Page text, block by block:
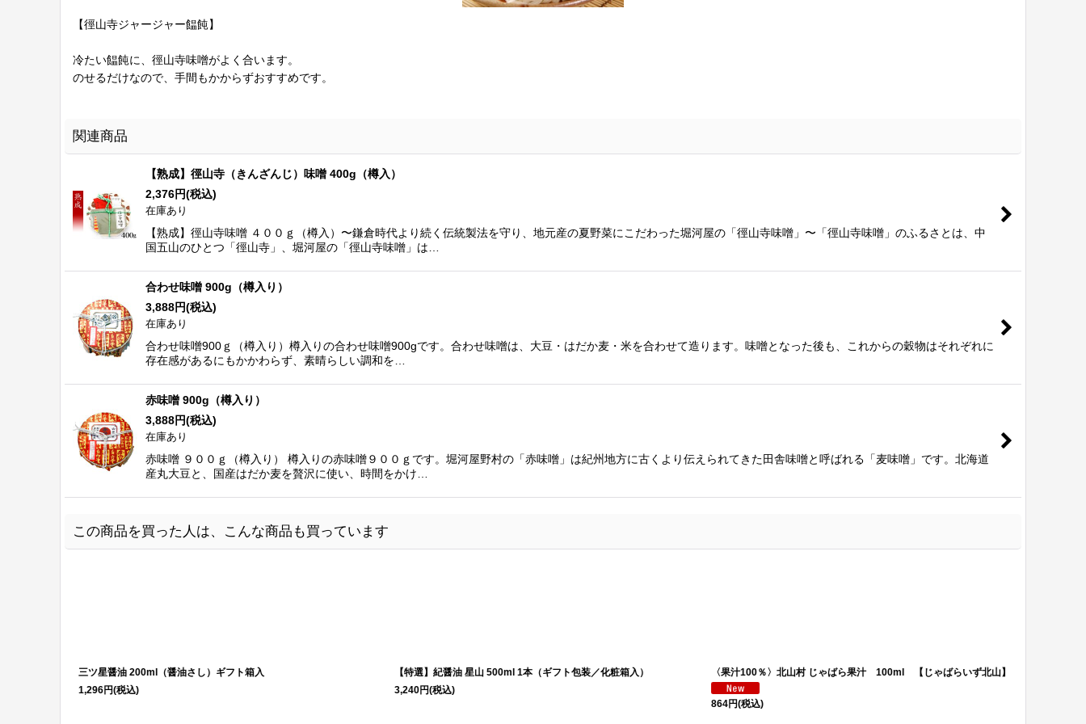
【徑山寺ジャージャー饂飩】
冷たい饂飩に、徑山寺味噌がよく合います。
のせるだけなので、手間もかからずおすすめです。
関連商品
【熟成】徑山寺（きんざんじ）味噌 400g（樽入）
2,376円(税込)
在庫あり
【熟成】徑山寺味噌 ４００ｇ（樽入）〜鎌倉時代より続く伝統製法を守り、地元産の夏野菜にこだわった堀河屋の「徑山寺味噌」〜「徑山寺味噌」のふるさとは、中
国五山のひとつ「徑山寺」、堀河屋の「徑山寺味噌」は…
合わせ味噌 900g（樽入り）
3,888円(税込)
在庫あり
合わせ味噌900ｇ（樽入り）樽入りの合わせ味噌900gです。合わせ味噌は、大豆・はだか麦・米を合わせて造ります。味噌となった後も、これからの穀物はそれぞれに
存在感があるにもかかわらず、素晴らしい調和を…
赤味噌 900g（樽入り）
3,888円(税込)
在庫あり
赤味噌 ９００ｇ（樽入り） 樽入りの赤味噌９００ｇです。堀河屋野村の「赤味噌」は紀州地方に古くより伝えられてきた田舎味噌と呼ばれる「麦味噌」です。北海道
産丸大豆と、国産はだか麦を贅沢に使い、時間をかけ…
この商品を買った人は、こんな商品も買っています
三ツ星醤油 200ml（醤油さし）ギフト箱入
1,296円(税込)
【特選】紀醤油 星山 500ml 1本（ギフト包装／化粧箱入）
3,240円(税込)
〈果汁100％〉北山村 じゃばら果汁 100ml 【じゃばらいず北山】
864円(税込)